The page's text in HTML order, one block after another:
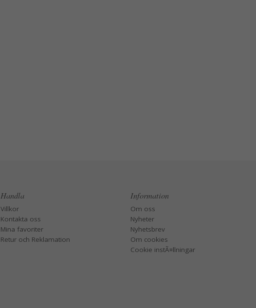
Handla
Villkor
Kontakta oss
Mina favoriter
Retur och Reklamation
Information
Om oss
Nyheter
Nyhetsbrev
Om cookies
Cookie instÃ¤llningar